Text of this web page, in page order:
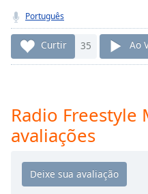
behind
live
LIVE
Remaining
Time-
Playback
Rate
Chapters
Português
Curtir 35 Ao
Radio Freestyle
avaliações